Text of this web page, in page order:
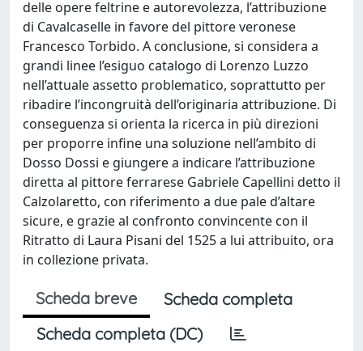
delle opere feltrine e autorevolezza, l’attribuzione
di Cavalcaselle in favore del pittore veronese
Francesco Torbido. A conclusione, si considera a
grandi linee l’esiguo catalogo di Lorenzo Luzzo
nell’attuale assetto problematico, soprattutto per
ribadire l’incongruità dell’originaria attribuzione. Di
conseguenza si orienta la ricerca in più direzioni
per proporre infine una soluzione nell’ambito di
Dosso Dossi e giungere a indicare l’attribuzione
diretta al pittore ferrarese Gabriele Capellini detto il
Calzolaretto, con riferimento a due pale d’altare
sicure, e grazie al confronto convincente con il
Ritratto di Laura Pisani del 1525 a lui attribuito, ora
in collezione privata.
Scheda breve
Scheda completa
Scheda completa (DC)